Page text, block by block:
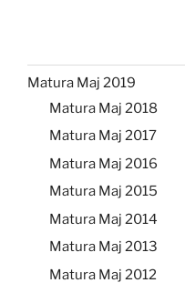
Matura Maj 2019
Matura Maj 2018
Matura Maj 2017
Matura Maj 2016
Matura Maj 2015
Matura Maj 2014
Matura Maj 2013
Matura Maj 2012